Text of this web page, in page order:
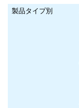
製品タイプ別